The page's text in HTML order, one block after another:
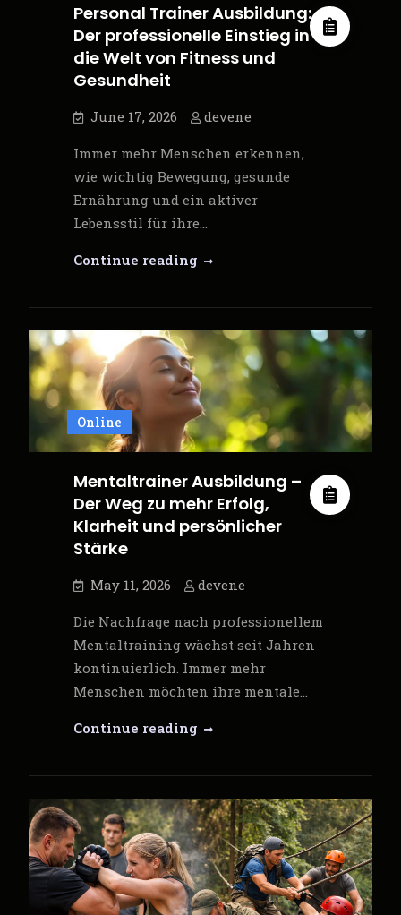
Fitnessbereich
Personal Trainer Ausbildung:
Der professionelle Einstieg in
die Welt von Fitness und
Gesundheit
June 17, 2026 devene
Immer mehr Menschen erkennen,
wie wichtig Bewegung, gesunde
Ernährung und ein aktiver
Lebensstil für ihre…
Continue readingPersonal
Ausbildung:
Der
professionelle
Einstieg
in
die
Welt
Fitness
und
Gesundheit
Online
Mentaltrainer Ausbildung –
Der Weg zu mehr Erfolg,
Klarheit und persönlicher
Stärke
May 11, 2026 devene
Die Nachfrage nach professionellem
Mentaltraining wächst seit Jahren
kontinuierlich. Immer mehr
Menschen möchten ihre mentale…
Continue readingMentaltrainer
–
Der
Weg
zu
mehr
Erfolg,